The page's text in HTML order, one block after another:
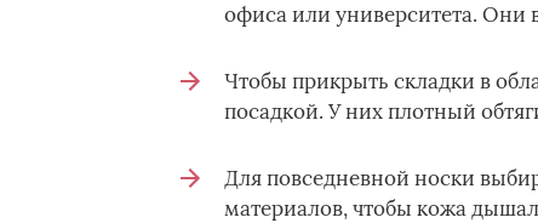
офиса или университета. Они
Чтобы прикрыть складки в
посадкой. У них плотный
Для повседневной носки
материалов, чтобы кожа